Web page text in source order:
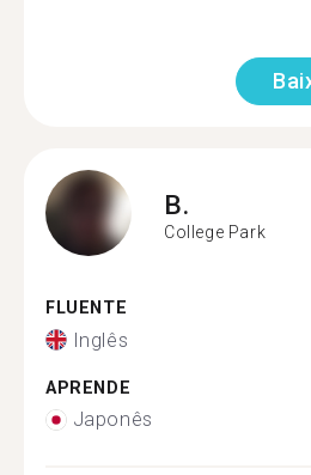
B.
College Park
FLUENTE
Inglês
APRENDE
Japonês